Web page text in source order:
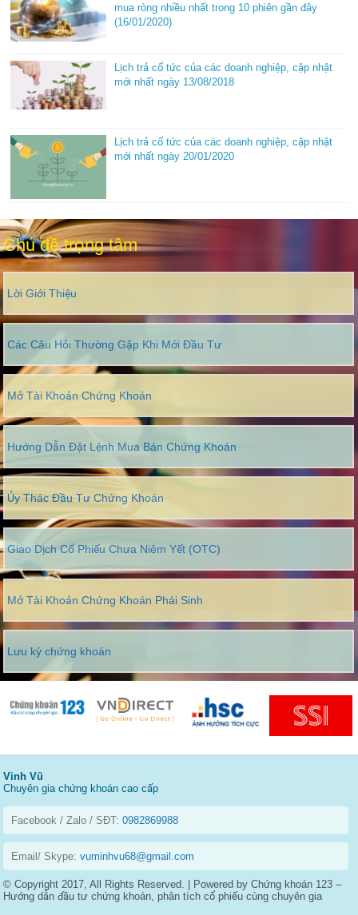
mua ròng nhiều nhất trong 10 phiên gần đây
(16/01/2020)
Lịch trả cổ tức của các doanh nghiệp, cập nhật
mới nhất ngày 13/08/2018
Lịch trả cổ tức của các doanh nghiệp, cập nhật
mới nhất ngày 20/01/2020
Chủ đề trọng tâm
Lời Giới Thiệu
Các Câu Hỏi Thường Gặp Khi Mới Đầu Tư
Mở Tài Khoản Chứng Khoán
Hướng Dẫn Đặt Lệnh Mua Bán Chứng Khoán
Ủy Thác Đầu Tư Chứng Khoán
Giao Dịch Cổ Phiếu Chưa Niêm Yết (OTC)
Mở Tài Khoản Chứng Khoán Phái Sinh
Lưu ký chứng khoán
Vinh Vũ
Chuyên gia chứng khoán cao cấp
Facebook / Zalo / SĐT:0982869988
Email/ Skype:vuminhvu68@gmail.com
© Copyright 2017, All Rights Reserved. | Powered by Chứng khoán 123 –
Hướng dẫn đầu tư chứng khoán, phân tích cổ phiếu cùng chuyên gia